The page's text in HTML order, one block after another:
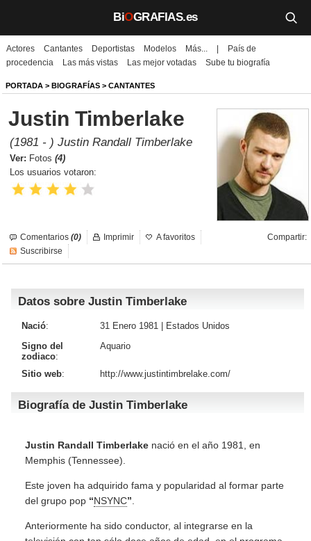
BiOGRAFIAS.es
Biografías
Películas
TV
Música
Un día como hoy
Galerías
Iniciar sesión
Actores Cantantes Deportistas Modelos Más...
País de
procedencia
Las más vistas Las mejor votadas Sube tu biografía
PORTADA > BIOGRAFÍAS > CANTANTES
Justin Timberlake
(1981 - ) Justin Randall Timberlake
Ver: Fotos (4)
Los usuarios votaron:
Comentarios (0) Compartir:
Imprimir
A favoritos
Suscribirse
Datos sobre Justin Timberlake
Nació: 31 Enero 1981 |
Estados Unidos
Signo del
zodiaco:
Aquario
Sitio web: http://www.justintimbrelake.com/
Biografía de Justin Timberlake
Justin Randall Timberlake nació en el año 1981, en
Memphis (Tennessee).
Este joven ha adquirido fama y popularidad al formar parte
del grupo pop “NSYNC”
Anteriormente ha sido conductor, al integrarse en la